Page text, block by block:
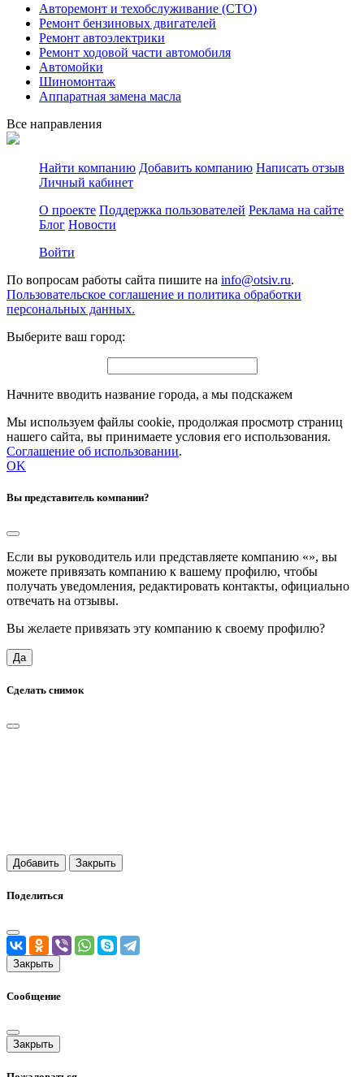
Авторемонт и техобслуживание (СТО)
Ремонт бензиновых двигателей
Ремонт автоэлектрики
Ремонт ходовой части автомобиля
Автомойки
Шиномонтаж
Аппаратная замена масла
Все направления
Найти компанию Добавить компанию Написать отзыв
Личный кабинет
О проекте Поддержка пользователей Реклама на сайте
Блог Новости
Войти
По вопросам работы сайта пишите на info@otsiv.ru.
Пользовательское соглашение и политика обработки
персональных данных.
Выберите ваш город:
Начните вводить название города, а мы подскажем
Мы используем файлы cookie, продолжая просмотр страниц
нашего сайта, вы принимаете условия его использования.
Соглашение об использовании.
OK
Вы представитель компании?
Если вы руководитель или представляете компанию «», вы
можете привязать компанию к вашему профилю, чтобы
получать уведомления, редактировать контакты, официально
отвечать на отзывы.
Вы желаете привязать эту компанию к своему профилю?
Да
Сделать снимок
Добавить Закрыть
Поделиться
Закрыть
Сообщение
Закрыть